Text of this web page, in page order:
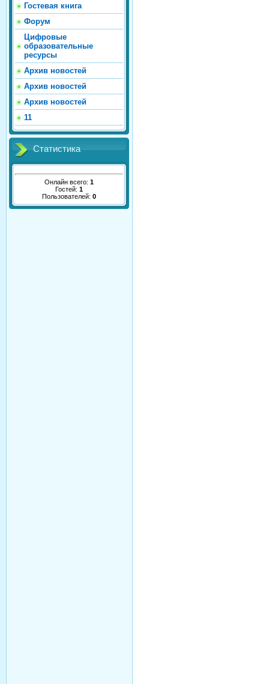
Гостевая книга
Форум
Цифровые
образовательные
ресурсы
Архив новостей
Архив новостей
Архив новостей
11
Статистика
Онлайн всего: 1
Гостей: 1
Пользователей: 0